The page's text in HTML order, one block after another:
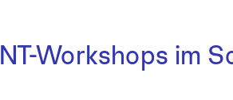
Workshops im